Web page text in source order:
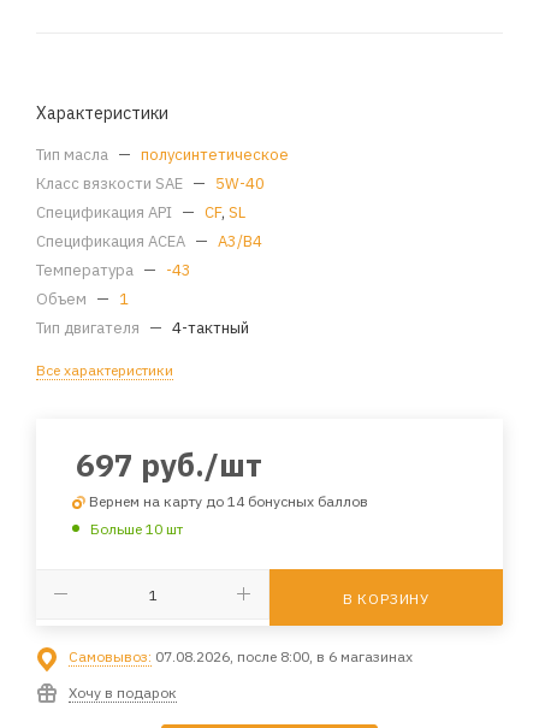
Характеристики
Тип масла — полусинтетическое
Класс вязкости SAE — 5W-40
Спецификация API — CF, SL
Спецификация ACEA — A3/B4
Температура — -43
Объем — 1
Тип двигателя — 4-тактный
Все характеристики
697 руб./шт
Вернем на карту до 14 бонусных баллов
Больше 10 шт
В КОРЗИНУ
Самовывоз: 07.08.2026, после 8:00, в 6 магазинах
Хочу в подарок